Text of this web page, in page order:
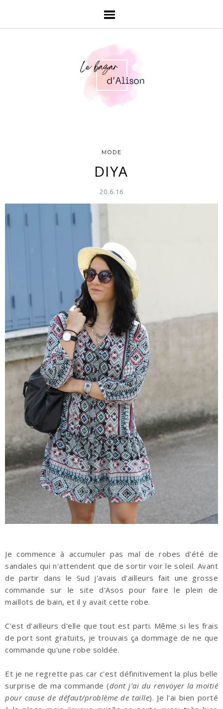
MODE
DIYA
20.6.16
Je commence à accumuler pas mal de robes d'été de
sandales qui n'attendent que de sortir voir le soleil. Avant
de partir dans le Sud j'avais d'ailleurs fait une grosse
commande sur le site d'Asos pour faire le plein de
maillots de bain, et il y avait cette robe.
C'est d'ailleurs d'elle que tout est parti. Même si les frais
de port sont gratuits, je trouvais ça dommage de ne que
commande qu'une robe soldée.
Et je ne regrette pas car c'est définitivement la plus belle
surprise de ma commande (dont j'ai du renvoyer la moitié
pour cause de défaut/problème de taille). Je l'ai bien porté